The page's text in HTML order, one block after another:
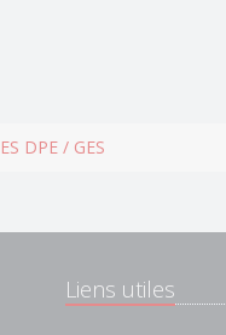
DPE / GES
Liens utiles